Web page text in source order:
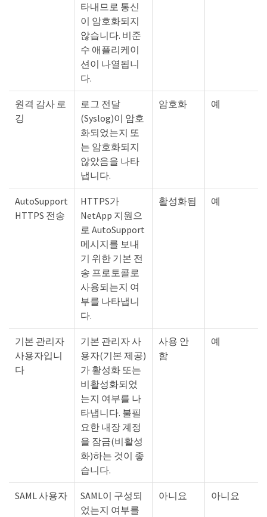
타내므로 통신
이 암호화되지
않습니다. 비준
수 애플리케이
션이 나열됩니
다.
원격 감사 로
깅
로그 전달
(Syslog)이 암호
화되었는지 또
는 암호화되지
않았음을 나타
냅니다.
암호화 예
AutoSupport
HTTPS 전송
HTTPS가
NetApp 지원으
로 AutoSupport
메시지를 보내
기 위한 기본 전
송 프로토콜로
사용되는지 여
부를 나타냅니
다.
활성화됨 예
기본 관리자
사용자입니
다
기본 관리자 사
용자(기본 제공)
가 활성화 또는
비활성화되었
는지 여부를 나
타냅니다. 불필
요한 내장 계정
을 잠금(비활성
화)하는 것이 좋
습니다.
사용 안
함
예
SAML 사용자
SAML이 구성되
었는지 여부를
아니요 아니요